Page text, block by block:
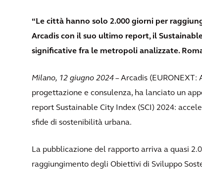
“Le città hanno solo 2.000 giorni per
Arcadis con il suo ultimo report, il
significative fra le metropoli analizzate.
Milano, 12 giugno 2024– Arcadis
progettazione e consulenza, ha lanciato un
report Sustainable City Index (SCI) 2024:
sfide di sostenibilità urbana.
La pubblicazione del rapporto arriva a quasi
raggiungimento degli Obiettivi di Sviluppo